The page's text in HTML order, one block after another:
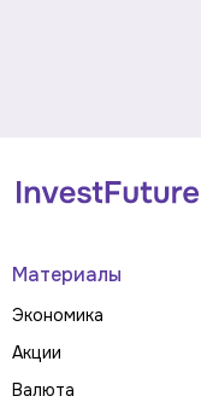
Материалы
Экономика
Акции
Валюта